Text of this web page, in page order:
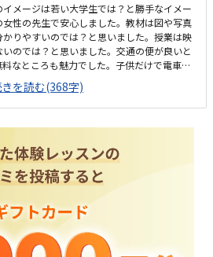
メージは若い大学生では？と勝手なイメー
性の先生で安心しました。教材は図や写真
りやすいのでは？と思いました。授業は映
のでは？と思いました。交通の便が良いと
なところも魅力でした。子供だけで電車で
ら近いのも魅力があります。教室の営業時
ったが、実際の授業の雰囲気が知りたかっ
思います。１ヶ月、１０，０００円ぐらい
ろも良いです。駐車場が無料なところも魅
を読む(368字)